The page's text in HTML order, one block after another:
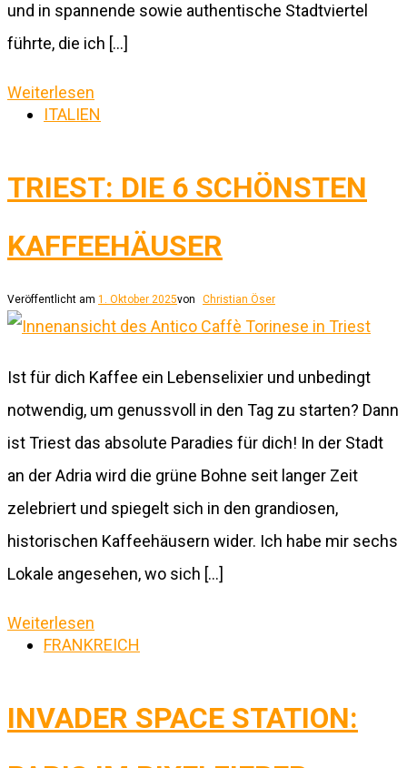
und in spannende sowie authentische Stadtviertel
führte, die ich […]
Weiterlesen
ITALIEN
TRIEST: DIE 6 SCHÖNSTEN
KAFFEEHÄUSER
Veröffentlicht am 1. Oktober 2025von Christian Öser
Ist für dich Kaffee ein Lebenselixier und unbedingt
notwendig, um genussvoll in den Tag zu starten? Dann
ist Triest das absolute Paradies für dich! In der Stadt
an der Adria wird die grüne Bohne seit langer Zeit
zelebriert und spiegelt sich in den grandiosen,
historischen Kaffeehäusern wider. Ich habe mir sechs
Lokale angesehen, wo sich […]
Weiterlesen
FRANKREICH
INVADER SPACE STATION: